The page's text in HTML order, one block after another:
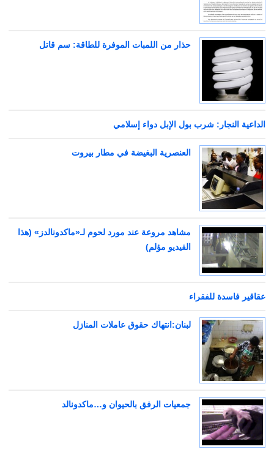
حذار من اللمبات الموفرة للطاقة: سم قاتل
الداعية النجار: شرب بول الإبل دواء إسلامي
العنصرية البغيضة في مطار بيروت
مشاهد مروعة عند مورد لحوم لـ«ماكدونالدز» (هذا
الفيديو مؤلم)
عقاقير فاسدة للفقراء
لبنان:انتهاك حقوق عاملات المنازل
جمعيات الرفق بالحيوان و…ماكدونالد